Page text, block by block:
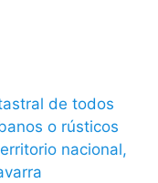
de todos
o rústicos
nacional,